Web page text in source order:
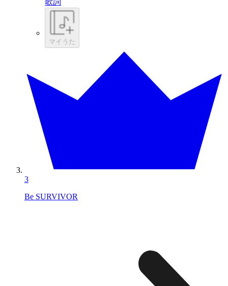
マイうた
3
Be SURVIVOR